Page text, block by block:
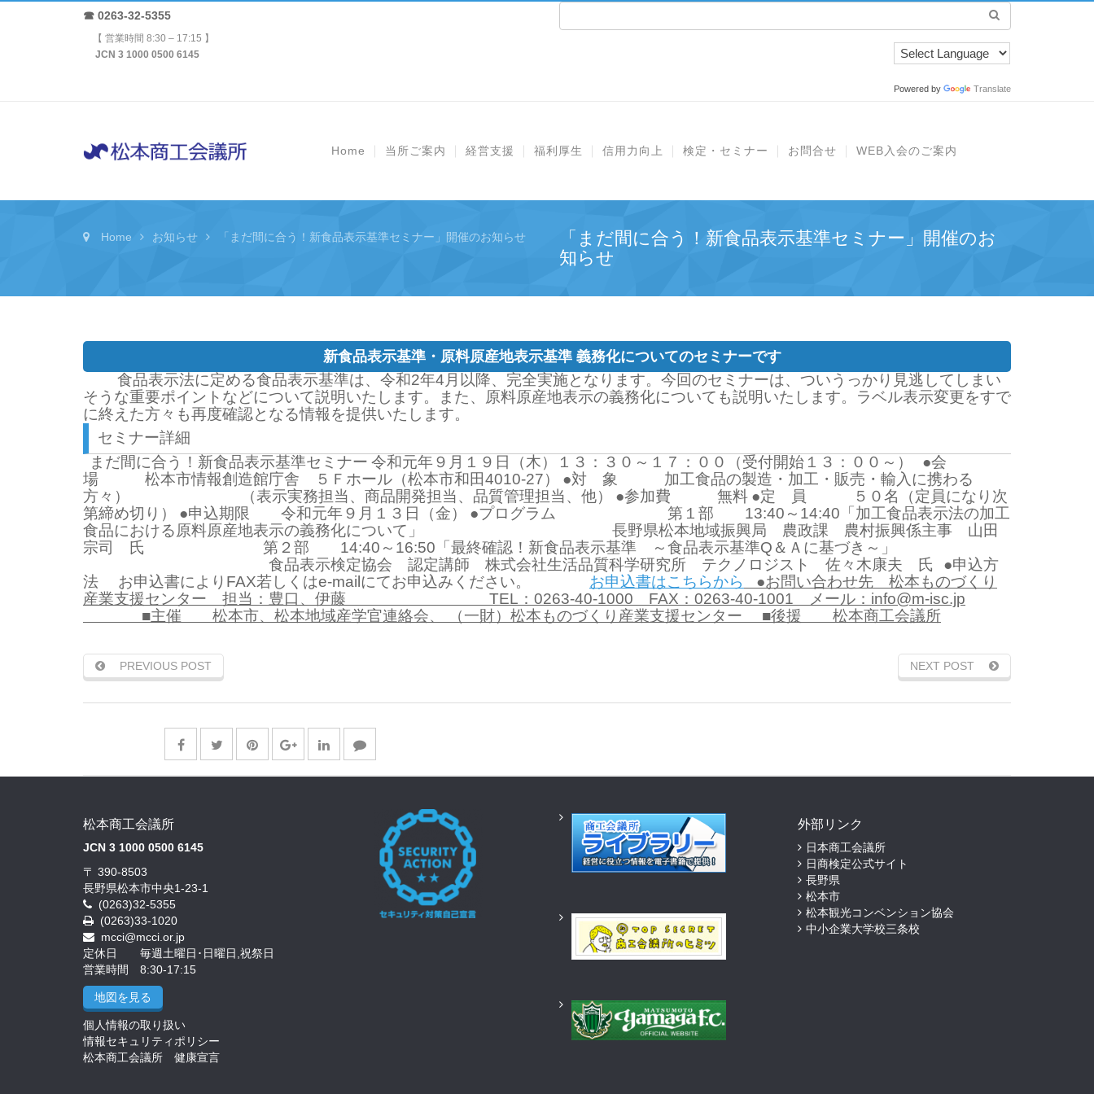
☎ 0263-32-5355
【 営業時間 8:30 – 17:15 】
JCN 3 1000 0500 6145
Powered by Translate
Home 当所ご案内 経営支援 福利厚生 信用力向上 検定・セミナー お問合せ WEB入会のご案内
Home お知らせ 「まだ間に合う！新食品表示基準セミナー」開催のお知らせ
「まだ間に合う！新食品表示基準セミナー」開催のお
知らせ
新食品表示基準・原料原産地表示基準 義務化についてのセミナーです
食品表示法に定める食品表示基準は、令和2年4月以降、完全実施となります。今回のセミナーは、ついうっかり見逃してしまい
そうな重要ポイントなどについて説明いたします。また、原料原産地表示の義務化についても説明いたします。ラベル表示変更をすで
に終えた方々も再度確認となる情報を提供いたします。
セミナー詳細
まだ間に合う！新食品表示基準セミナー 令和元年９月１９日（木）１３：３０～１７：００（受付開始１３：００～）
●会
場 松本市情報創造館庁舎 ５Ｆホール（松本市和田4010-27）
●対 象 加工食品の製造・加工・販売・輸入に携わる
方々）
（表示実務担当、商品開発担当、品質管理担当、他） ●参加費 無料 ●定 員 ５０名（定員になり次
第締め切り）
●申込期限 令和元年９月１３日（金） ●プログラム
第１部 13:40～14:40「加工食品表示法の加工
食品における原料原産地表示の義務化について」
長野県松本地域振興局 農政課 農村振興係主事 山田
宗司 氏
第２部 14:40～16:50「最終確認！新食品表示基準 ～食品表示基準Q＆Ａに基づき～」
食品表示検定協会 認定講師 株式会社生活品質科学研究所 テクノロジスト 佐々木康夫 氏
●申込方
法 お申込書によりFAX若しくはe-mailにてお申込みください。
お申込書はこちらから
●お問い合わせ先 松本ものづくり
産業支援センター 担当：豊口、伊藤
TEL：0263-40-1000 FAX：0263-40-1001
メール：info@m-isc.jp
■主催 松本市、松本地域産学官連絡会、 （一財）松本ものづくり産業支援センター
■後援 松本商工会議所
PREVIOUS POST NEXT POST
松本商工会議所
JCN 3 1000 0500 6145
〒 390-8503
長野県松本市中央1-23-1
(0263)32-5355
(0263)33-1020
mcci@mcci.or.jp
定休日 毎週土曜日･日曜日,祝祭日
営業時間 8:30-17:15
地図を見る
個人情報の取り扱い
情報セキュリティポリシー
松本商工会議所 健康宣言
外部リンク
日本商工会議所
日商検定公式サイト
長野県
松本市
松本観光コンベンション協会
中小企業大学校三条校